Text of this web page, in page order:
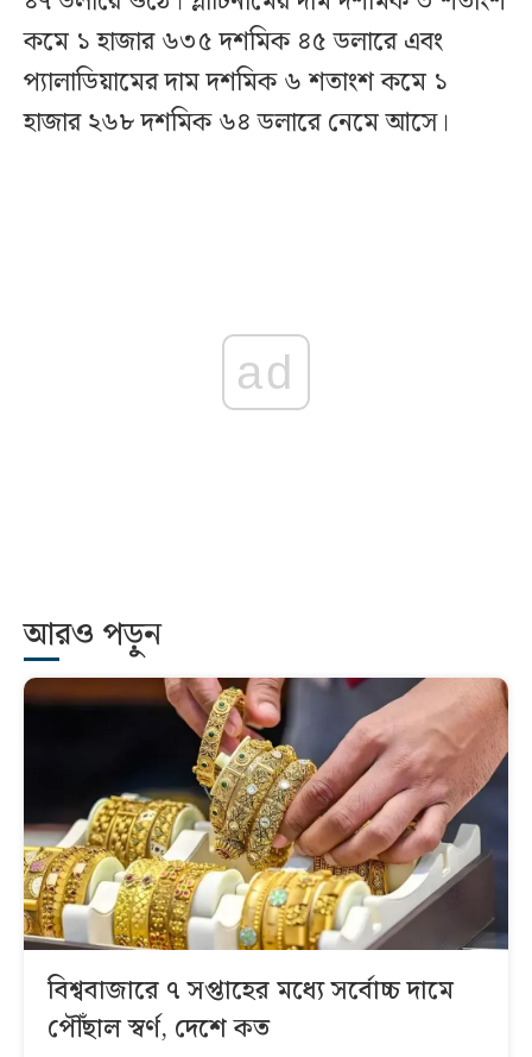
কমে ১ হাজার ৬৩৫ দশমিক ৪৫ ডলারে এবং
প্যালাডিয়ামের দাম দশমিক ৬ শতাংশ কমে ১
হাজার ২৬৮ দশমিক ৬৪ ডলারে নেমে আসে।
ad
আরও পড়ুন
বিশ্ববাজারে ৭ সপ্তাহের মধ্যে সর্বোচ্চ দামে
পৌঁছাল স্বর্ণ, দেশে কত